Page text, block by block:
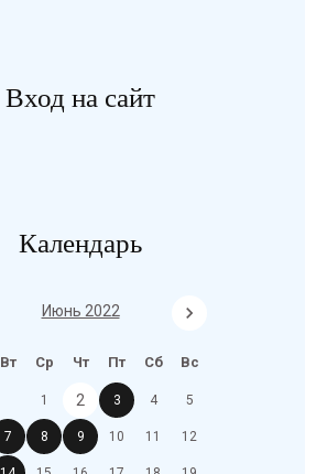
Вход на сайт
Календарь
Июнь 2022
Вт Ср Чт Пт Сб Вс
1 2 3 4 5
7 8 9 10 11 12